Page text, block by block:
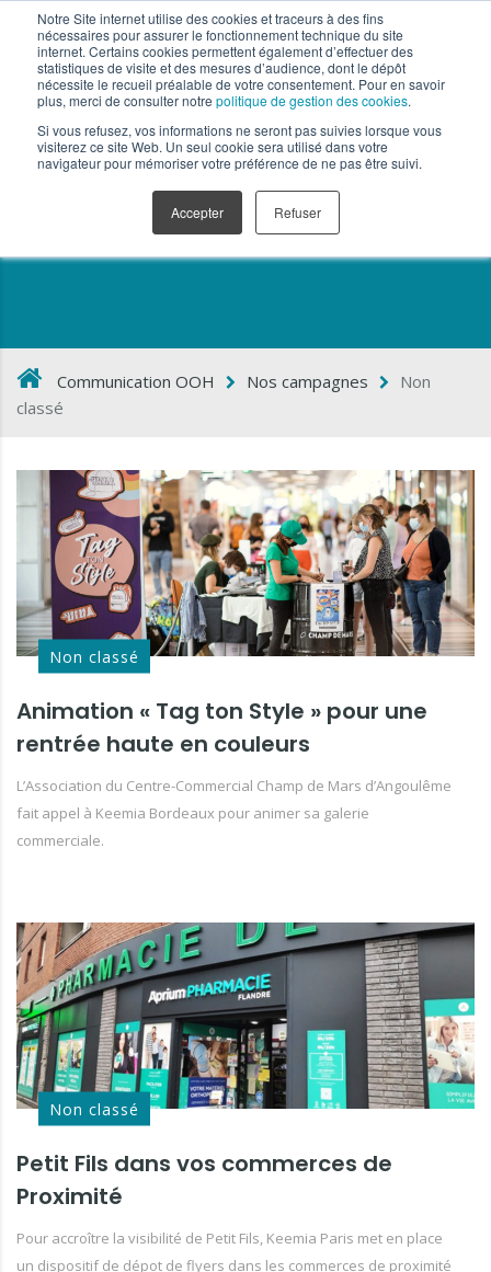
Notre Site internet utilise des cookies et traceurs à des fins
nécessaires pour assurer le fonctionnement technique du site
internet. Certains cookies permettent également d’effectuer des
statistiques de visite et des mesures d’audience, dont le dépôt
nécessite le recueil préalable de votre consentement. Pour en savoir
plus, merci de consulter notre politique de gestion des cookies.
Si vous refusez, vos informations ne seront pas suivies lorsque vous
visiterez ce site Web. Un seul cookie sera utilisé dans votre
navigateur pour mémoriser votre préférence de ne pas être suivi.
Accepter Refuser
Non classé
Communication OOH Nos campagnes
Non
classé
Non classé
Animation « Tag ton Style » pour une
rentrée haute en couleurs
L’Association du Centre-Commercial Champ de Mars d’Angoulême
fait appel à Keemia Bordeaux pour animer sa galerie
commerciale.
Non classé
Petit Fils dans vos commerces de
Proximité
Pour accroître la visibilité de Petit Fils, Keemia Paris met en place
un dispositif de dépot de flyers dans les commerces de proximité